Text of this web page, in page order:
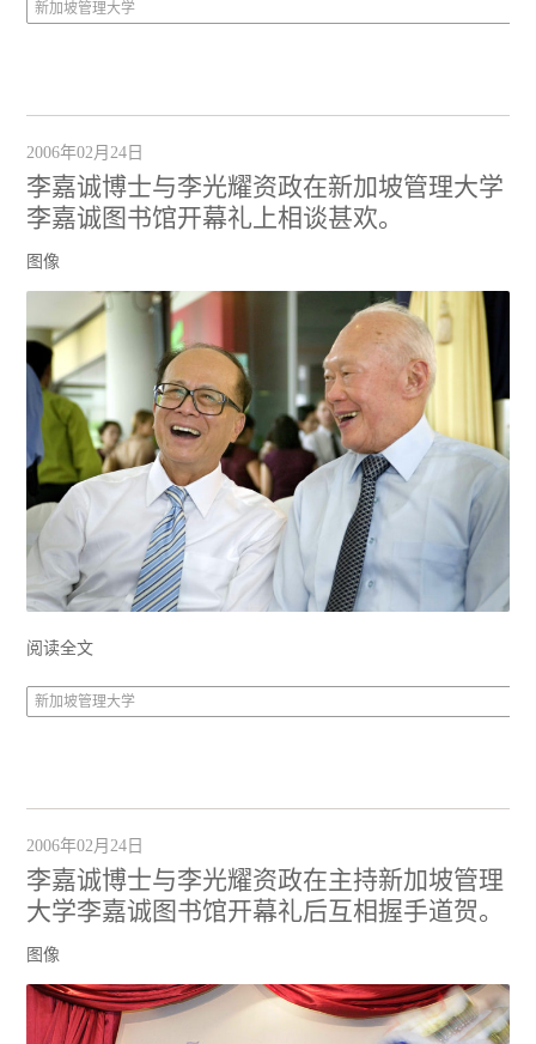
新加坡管理大学
2006年02月24日
李嘉诚博士与李光耀资政在新加坡管理大学
李嘉诚图书馆开幕礼上相谈甚欢。
图像
阅读全文
新加坡管理大学
2006年02月24日
李嘉诚博士与李光耀资政在主持新加坡管理
大学李嘉诚图书馆开幕礼后互相握手道贺。
图像